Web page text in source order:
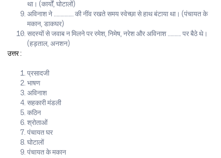
था। (कार्यों, घोटालों)
अविनाश ने …………… की नींव रखते समय स्वेच्छा से हाथ बंटाया था। (पंचायत के
मकान, डाकघर)
सदस्यों से जवाब न मिलने पर रमेश, निमेष, नरेश और अविनाश ………. पर बैठे थे।
(हड़ताल, अनशन)
उत्तर :
प्रसादजी
भाषण
अविनाश
सहकारी मंडली
कठिन
श्रोताओं
पंचायत घर
घोटालों
पंचायत के मकान